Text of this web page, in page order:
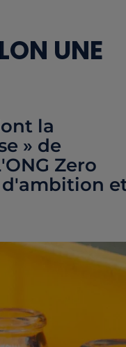
UNE
la
» de
Zero
d'ambition